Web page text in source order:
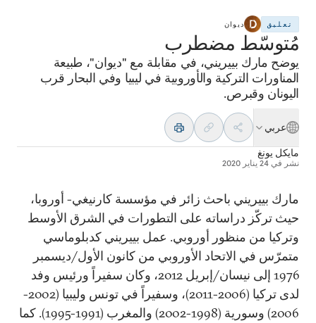
تعليق ديوان
مُتوسّط مضطرب
يوضح مارك بييريني، في مقابلة مع "ديوان"، طبيعة
المناورات التركية والأوروبية في ليبيا وفي البحار قرب
اليونان وقبرص.
عربي
مايكل يونغ
نشر في 24 يناير 2020
مارك بييريني باحث زائر في مؤسسة كارنيغي- أوروبا،
حيث تركّز دراساته على التطورات في الشرق الأوسط
وتركيا من منظور أوروبي. عمل بييريني كدبلوماسي
متمرّس في الاتحاد الأوروبي من كانون الأول/ديسمبر
1976 إلى نيسان/إبريل 2012، وكان سفيراً ورئيس وفد
لدى تركيا (2006-2011)، وسفيراً في تونس وليبيا (2002-
2006) وسورية (1998-2002) والمغرب (1991-1995). كما